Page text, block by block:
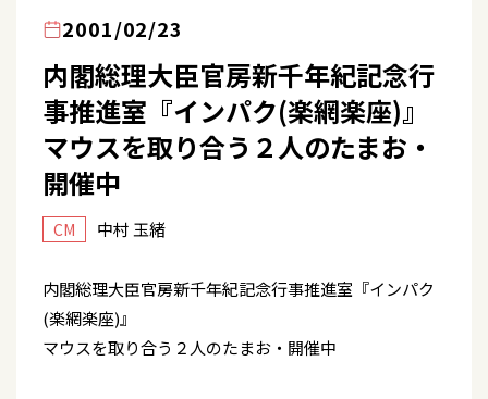
2001/02/23
内閣総理大臣官房新千年紀記念行
事推進室『インパク(楽網楽座)』
マウスを取り合う２人のたまお・
開催中
CM 中村 玉緒
内閣総理大臣官房新千年紀記念行事推進室『インパク
(楽網楽座)』
マウスを取り合う２人のたまお・開催中